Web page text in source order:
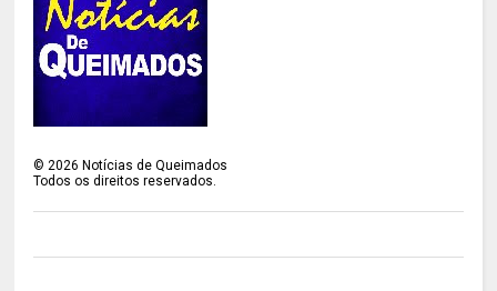
© 2026 Notícias de Queimados
Todos os direitos reservados.